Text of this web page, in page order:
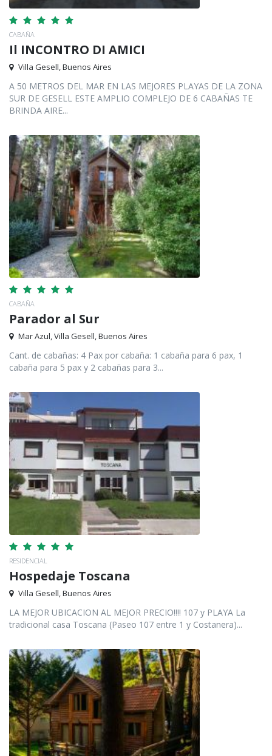
CABAÑA
Il INCONTRO DI AMICI
Villa Gesell, Buenos Aires
A 50 METROS DEL MAR EN LAS MEJORES PLAYAS DE LA ZONA
SUR DE GESELL ESTE AMPLIO COMPLEJO DE 6 CABAÑAS TE
BRINDA AIRE...
CABAÑA
Parador al Sur
Mar Azul, Villa Gesell, Buenos Aires
Cant. de cabañas: 4 Pax por cabaña: 1 cabaña para 6 pax, 1
cabaña para 5 pax y 2 cabañas para 3...
RESIDENCIAL
Hospedaje Toscana
Villa Gesell, Buenos Aires
LA MEJOR UBICACION AL MEJOR PRECIO!!!! 107 y PLAYA La
tradicional casa Toscana (Paseo 107 entre 1 y Costanera)...